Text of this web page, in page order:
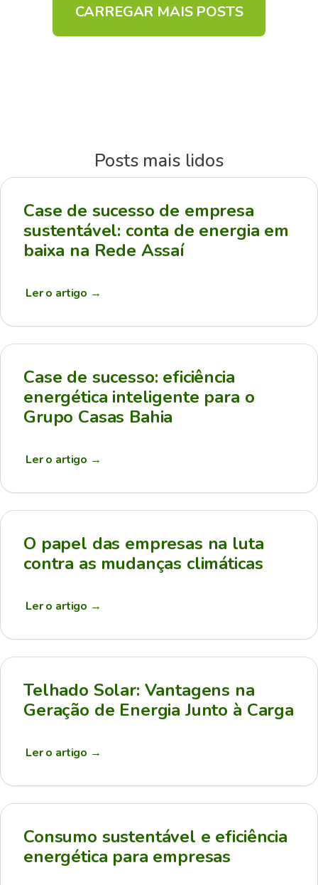
CARREGAR MAIS POSTS
Posts mais lidos
Case de sucesso de empresa
sustentável: conta de energia em
baixa na Rede Assaí
Ler o artigo →
Case de sucesso: eficiência
energética inteligente para o
Grupo Casas Bahia
Ler o artigo →
O papel das empresas na luta
contra as mudanças climáticas
Ler o artigo →
Telhado Solar: Vantagens na
Geração de Energia Junto à Carga
Ler o artigo →
Consumo sustentável e eficiência
energética para empresas